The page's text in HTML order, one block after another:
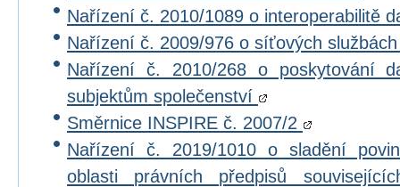
Nařízení č. 2010/1089 o interoperabilitě
Nařízení č. 2009/976 o síťových
Nařízení č. 2010/268 o poskytování
subjektům společenství
Směrnice INSPIRE č. 2007/2
Nařízení č. 2019/1010 o sladění
oblasti právních předpisů